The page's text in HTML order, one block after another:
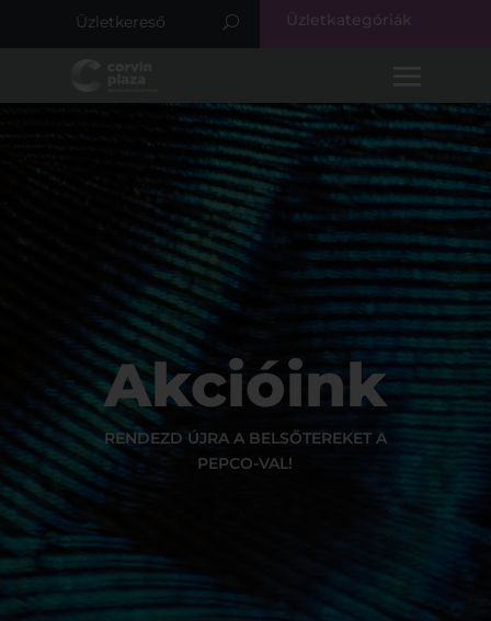
Üzletkategóriák
Akcióink
RENDEZD ÚJRA A BELSŐTEREKET A
PEPCO-VAL!